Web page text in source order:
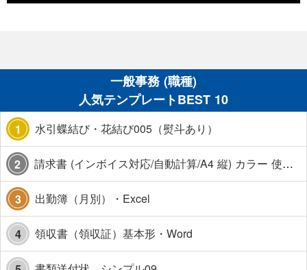
一般事務 (職種)
人気テンプレートBEST 10
1 水引蝶結び・花結び005（熨斗あり）
2 請求書 (インボイス対応/自動計算/A4 縦) カラー 使い方解説あり
3 出勤簿（月別）・Excel
4 領収書（領収証）基本形・Word